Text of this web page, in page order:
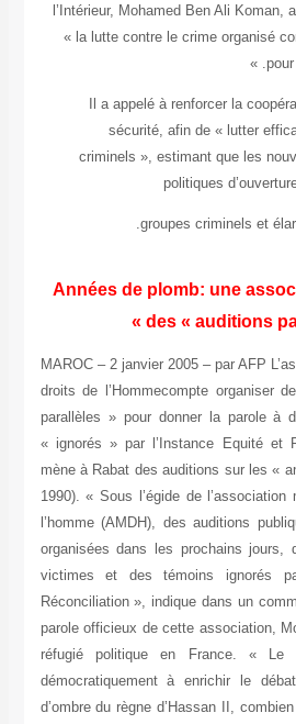
l’Intérieur, Mohamed Ben Ali Koman,
« la lutte contre le crime organisé
Il a appelé à renforcer la
sécurité, afin de « lutter
criminels », estimant que les
politiques
groupes criminels et
Années de plomb: une
des « auditions
MAROC – 2 janvier 2005 – par AFP
droits de l’Hommecompte organiser
parallèles » pour donner la parole à
« ignorés » par l’Instance Equité et
mène à Rabat des auditions sur les «
1990). « Sous l’égide de
l’homme (AMDH), des auditions
organisées dans les prochains jours,
victimes et des témoins ignorés
Réconciliation », indique dans un
parole officieux de cette association,
réfugié politique en France. « Le
démocratiquement à enrichir le
d’ombre du règne d’Hassan II,